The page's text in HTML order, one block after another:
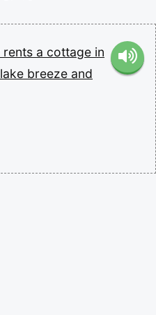
rents a cottage in
lake breeze and